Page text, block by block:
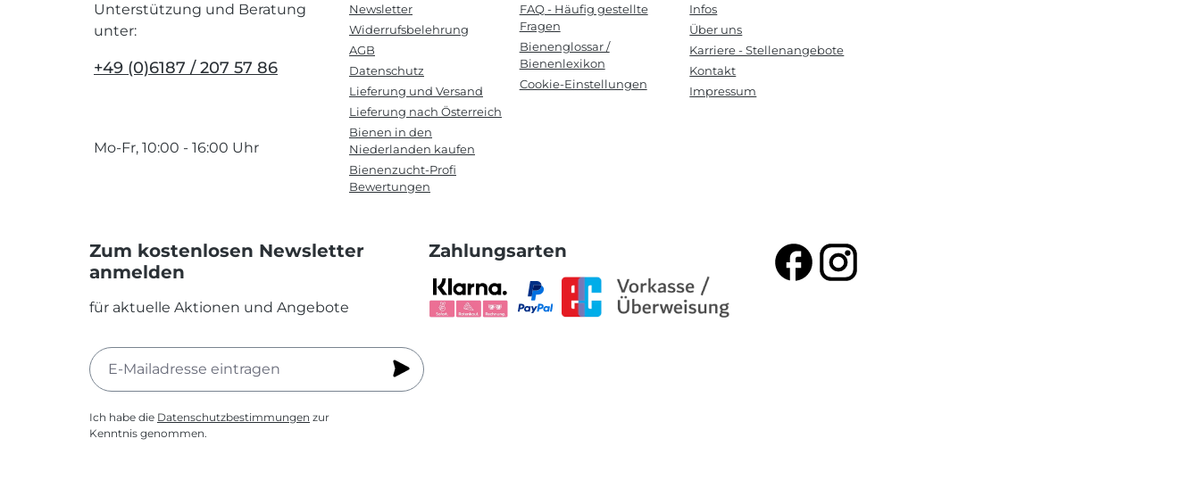
Unterstützung und Beratung
unter:
+49 (0)6187 / 207 57 86
Mo-Fr, 10:00 - 16:00 Uhr
Newsletter
Widerrufsbelehrung
AGB
Datenschutz
Lieferung und Versand
Lieferung nach Österreich
Bienen in den
Niederlanden kaufen
Bienenzucht-Profi
Bewertungen
FAQ - Häufig gestellte
Fragen
Bienenglossar /
Bienenlexikon
Cookie-Einstellungen
Infos
Über uns
Karriere - Stellenangebote
Kontakt
Impressum
Zum kostenlosen Newsletter
anmelden
für aktuelle Aktionen und Angebote
Ich habe die Datenschutzbestimmungen zur
Kenntnis genommen.
Zahlungsarten